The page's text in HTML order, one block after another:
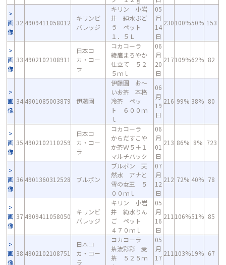
画
像
32 4909411058012
キリンビ
バレッジ
キリン 小岩
井 純水ぶど
う ペット
１．５Ｌ
05
月
14
日
230100%50% 153
画
像
33 4902102108911
日本コ
カ・コー
ラ
コカコーラ
綾鷹まろやか
仕立て ５２
５ｍｌ
06
月
20
日
217109%62% 82
画
像
34 4901085003879 伊藤園
伊藤園 お～
いお茶 本格
冷茶 ペッ
ト ６００ｍ
ｌ
06
月
19
日
216 99% 38% 80
画
像
35 4902102110259
日本コ
カ・コー
ラ
コカコーラ
からだすこや
か茶Ｗ５＋１
マルチパック
06
月
01
日
213 86% 8% 723
画
像
36 4901360312528 ブルボン
ブルボン 天
然水 アナと
雪の女王 ５
００ｍｌ
07
月
12
日
212 72% 40% 78
画
像
37 4909411058050
キリンビ
バレッジ
キリン 小岩
井 純水りん
ご ペット
４７０ｍｌ
05
月
16
日
211 106%51% 85
画
像
38 4902102108751
日本コ
カ・コー
ラ
コカコーラ
茶流彩彩 麦
茶 ５２５ｍ
05
月
17
211 103%19% 67